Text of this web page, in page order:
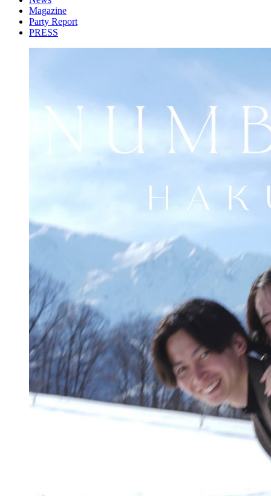
Magazine
Party Report
PRESS